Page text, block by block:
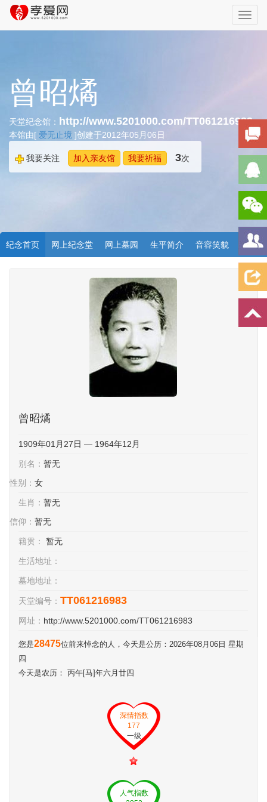
曾昭燏
天堂纪念馆： http://www.5201000.com/TT061216983
本馆由[ 爱无止境 ]创建于2012年05月06日
我要关注 加入亲友馆 我要祈福 3次
纪念首页 网上纪念堂 网上墓园 生平简介 音容笑貌
曾昭燏
1909年01月27日 — 1964年12月
别名： 暂无
性别： 女
生肖： 暂无
信仰： 暂无
籍贯： 暂无
生活地址：
墓地地址：
天堂编号： TT061216983
网址： http://www.5201000.com/TT061216983
您是28475位前来悼念的人，今天是公历：2026年08月06日 星期
四
今天是农历： 丙午[马]年六月廿四
深情指数
177
一级
人气指数